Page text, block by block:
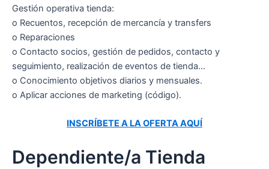
Gestión operativa tienda:
o Recuentos, recepción de mercancía y transfers
o Reparaciones
o Contacto socios, gestión de pedidos, contacto y
seguimiento, realización de eventos de tienda…
o Conocimiento objetivos diarios y mensuales.
o Aplicar acciones de marketing (código).
INSCRÍBETE A LA OFERTA AQUÍ
Dependiente/a Tienda